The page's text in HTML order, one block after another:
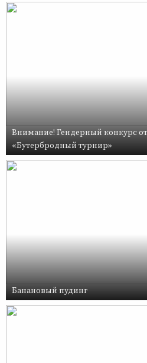
Внимание! Гендерный конкурс
«Бутербродный турнир»
Банановый пудинг